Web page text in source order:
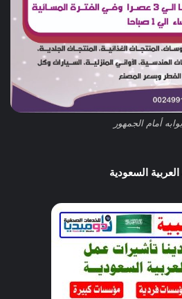
أمام الجمهور
السعودية